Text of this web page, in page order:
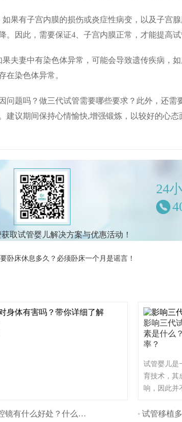
果有子宫内膜的损伤或炎症性病变，以及子宫
。因此，需要保证4、子宫内膜正常，才能提高试
果夫妻中有染色体异常，可能会导致遗传疾病，
在染色体异常。
问题吗？做三代试管需要哪些要求？此外，还
建议期间保持心情愉快,增强锻炼，以较好的心
取试管婴儿解决方案与优惠活动！
24
卧床休息多久？必须卧床一个月是谣言！
么好处？什么时间做最好？
影响三代
素是什么
率？
试管婴儿是
育技术，其
响，因此并
也有可能有
试管移植